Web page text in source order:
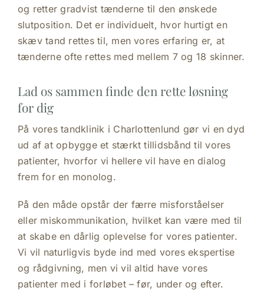
og retter gradvist tænderne til den ønskede
slutposition. Det er individuelt, hvor hurtigt en
skæv tand rettes til, men vores erfaring er, at
tænderne ofte rettes med mellem 7 og 18 skinner.
Lad os sammen finde den rette løsning
for dig
På vores tandklinik i Charlottenlund gør vi en dyd
ud af at opbygge et stærkt tillidsbånd til vores
patienter, hvorfor vi hellere vil have en dialog
frem for en monolog.
På den måde opstår der færre misforståelser
eller miskommunikation, hvilket kan være med til
at skabe en dårlig oplevelse for vores patienter.
Vi vil naturligvis byde ind med vores ekspertise
og rådgivning, men vi vil altid have vores
patienter med i forløbet – før, under og efter.